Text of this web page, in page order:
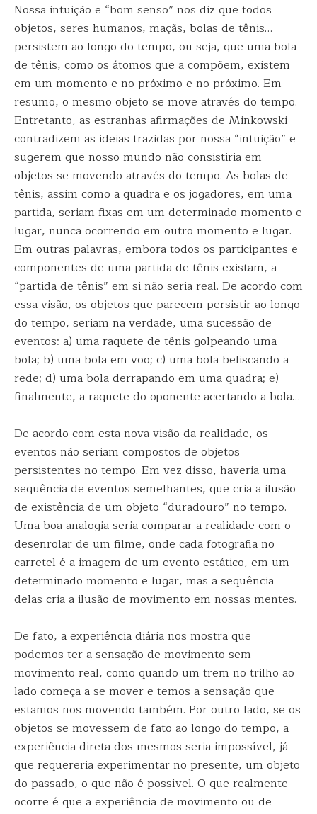
Nossa intuição e “bom senso” nos diz que todos
objetos, seres humanos, maçãs, bolas de tênis…
persistem ao longo do tempo, ou seja, que uma bola
de tênis, como os átomos que a compõem, existem
em um momento e no próximo e no próximo. Em
resumo, o mesmo objeto se move através do tempo.
Entretanto, as estranhas afirmações de Minkowski
contradizem as ideias trazidas por nossa “intuição” e
sugerem que nosso mundo não consistiria em
objetos se movendo através do tempo. As bolas de
tênis, assim como a quadra e os jogadores, em uma
partida, seriam fixas em um determinado momento e
lugar, nunca ocorrendo em outro momento e lugar.
Em outras palavras, embora todos os participantes e
componentes de uma partida de tênis existam, a
“partida de tênis” em si não seria real. De acordo com
essa visão, os objetos que parecem persistir ao longo
do tempo, seriam na verdade, uma sucessão de
eventos: a) uma raquete de tênis golpeando uma
bola; b) uma bola em voo; c) uma bola beliscando a
rede; d) uma bola derrapando em uma quadra; e)
finalmente, a raquete do oponente acertando a bola…
De acordo com esta nova visão da realidade, os
eventos não seriam compostos de objetos
persistentes no tempo. Em vez disso, haveria uma
sequência de eventos semelhantes, que cria a ilusão
de existência de um objeto “duradouro” no tempo.
Uma boa analogia seria comparar a realidade com o
desenrolar de um filme, onde cada fotografia no
carretel é a imagem de um evento estático, em um
determinado momento e lugar, mas a sequência
delas cria a ilusão de movimento em nossas mentes.
De fato, a experiência diária nos mostra que
podemos ter a sensação de movimento sem
movimento real, como quando um trem no trilho ao
lado começa a se mover e temos a sensação que
estamos nos movendo também. Por outro lado, se os
objetos se movessem de fato ao longo do tempo, a
experiência direta dos mesmos seria impossível, já
que requereria experimentar no presente, um objeto
do passado, o que não é possível. O que realmente
ocorre é que a experiência de movimento ou de